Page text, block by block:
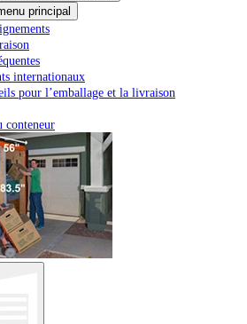
principal
internationaux
pour l’emballage et la livraison
conteneur